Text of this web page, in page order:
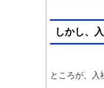
しかし、
ところが、入